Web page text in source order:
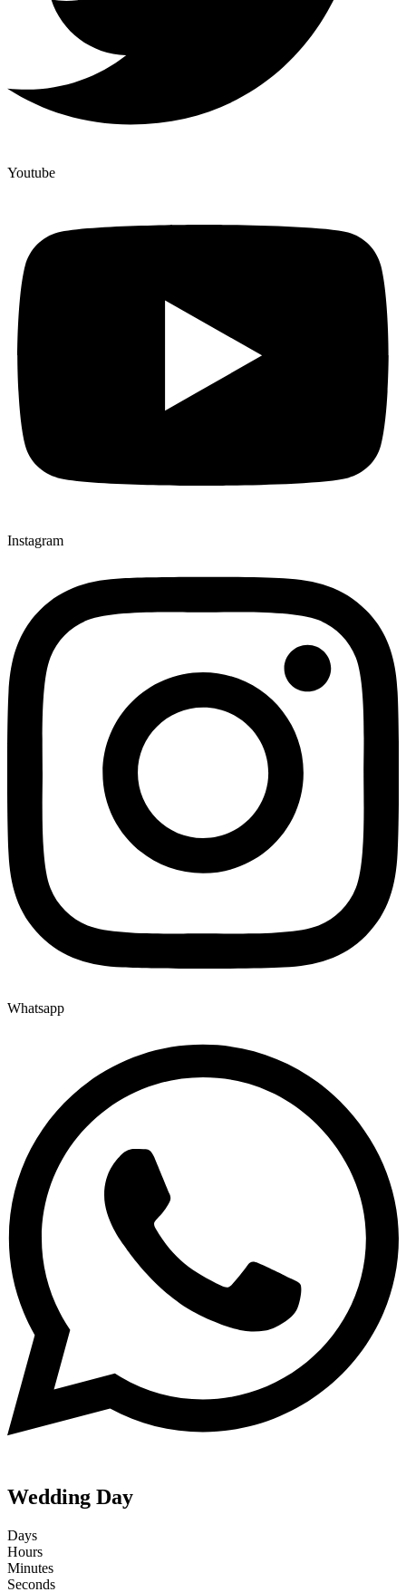
Youtube
Instagram
Whatsapp
Wedding Day
Days
Hours
Minutes
Seconds